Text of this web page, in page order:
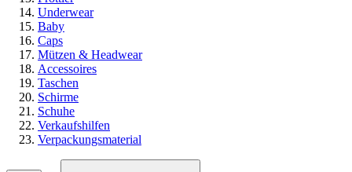
Underwear
Baby
Caps
Mützen & Headwear
Accessoires
Taschen
Schirme
Schuhe
Verkaufshilfen
Verpackungsmaterial